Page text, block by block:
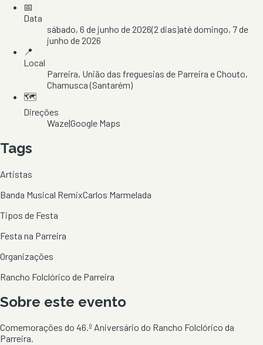
📅
Data
sábado, 6 de junho de 2026(2 dias)atédomingo, 7 de
junho de 2026
📍
Local
Parreira, União das freguesias de Parreira e Chouto,
Chamusca(Santarém)
🗺️
Direções
Waze|Google Maps
Tags
Artistas
Banda Musical RemixCarlos Marmelada
Tipos de Festa
Festa na Parreira
Organizações
Rancho Folclórico de Parreira
Sobre este evento
Comemorações do 46.º Aniversário do Rancho Folclórico da
Parreira.